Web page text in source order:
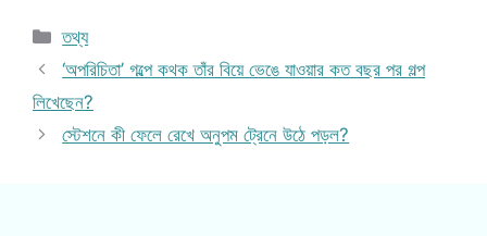
Categories
তথ্য
‘অপরিচিতা’ গল্পে কথক তাঁর বিয়ে ভেঙে যাওয়ার কত বছর পর গল্প
লিখেছেন?
স্টেশনে কী ফেলে রেখে অনুপম ট্রেনে উঠে পড়ল?